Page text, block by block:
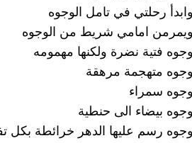
وابدأ رحلتي في تامل الوجوه
ويمرمن امامي شريط من الوجوه
وجوه فتية نضرة ولكنها مهمومه
وجوه متهجمة مرهقة
وجوه سمراء
وجوه بيضاء الى حنطية
وجوه رسم عليها الدهر خرائطة بكل